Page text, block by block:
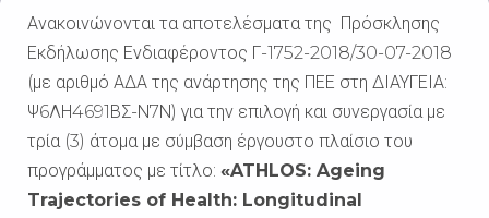
Ανακοινώνονται τα αποτελέσματα της Πρόσκλησης
Εκδήλωσης Ενδιαφέροντος Γ-1752-2018/30-07-2018
(με αριθμό ΑΔΑ της ανάρτησης της ΠΕΕ στη ΔΙΑΥΓΕΙΑ:
Ψ6ΛΗ4691ΒΣ-Ν7Ν) για την επιλογή και συνεργασία με
τρία (3) άτομα με σύμβαση έργουστο πλαίσιο του
προγράμματος με τίτλο: «ATHLOS: Ageing
Trajectories of Health: Longitudinal